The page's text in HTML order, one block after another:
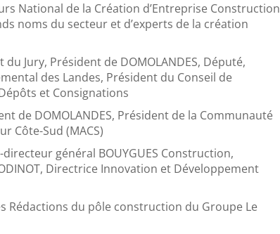
National de la Création d’Entreprise Construction
noms du secteur et d’experts de la création
du Jury, Président de DOMOLANDES, Député,
des Landes, Président du Conseil de
et Consignations
de DOMOLANDES, Président de la Communauté
Côte-Sud (MACS)
général BOUYGUES Construction,
Directrice Innovation et Développement
Rédactions du pôle construction du Groupe Le